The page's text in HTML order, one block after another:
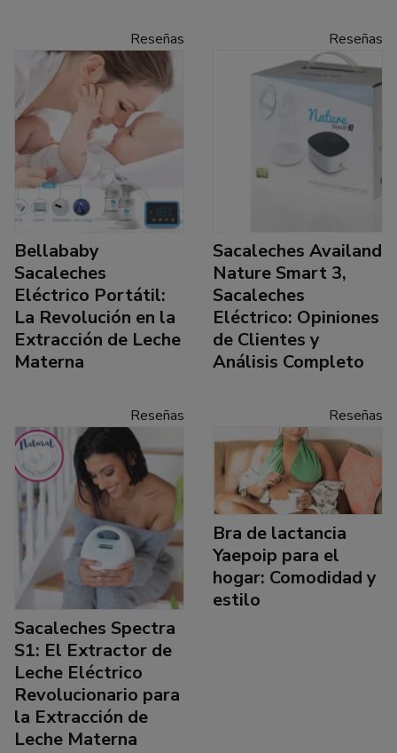
Reseñas
Bellababy
Sacaleches
Eléctrico Portátil:
La Revolución en la
Extracción de Leche
Materna
Reseñas
Sacaleches Availand
Nature Smart 3,
Sacaleches
Eléctrico: Opiniones
de Clientes y
Análisis Completo
Reseñas
Sacaleches Spectra
S1: El Extractor de
Leche Eléctrico
Revolucionario para
la Extracción de
Leche Materna
Reseñas
Bra de lactancia
Yaepoip para el
hogar: Comodidad y
estilo